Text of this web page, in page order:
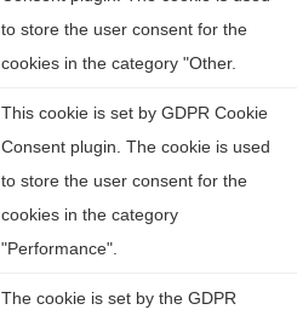
to store the user consent for the
cookies in the category "Other.
This cookie is set by GDPR Cookie
Consent plugin. The cookie is used
to store the user consent for the
cookies in the category
"Performance".
The cookie is set by the GDPR